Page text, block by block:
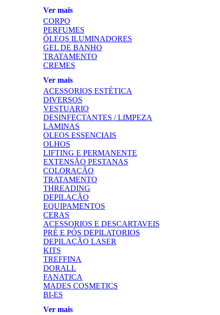
Ver mais
CORPO
PERFUMES
ÓLEOS ILUMINADORES
GEL DE BANHO
TRATAMENTO
CREMES
Ver mais
ACESSORIOS ESTÉTICA
DIVERSOS
VESTUARIO
DESINFECTANTES / LIMPEZA
LAMINAS
OLEOS ESSENCIAIS
OLHOS
LIFTING E PERMANENTE
EXTENSÃO PESTANAS
COLORAÇÃO
TRATAMENTO
THREADING
DEPILAÇÃO
EQUIPAMENTOS
CERAS
ACESSORIOS E DESCARTAVEIS
PRÉ E PÓS DEPILATORIOS
DEPILAÇÃO LASER
KITS
TREFFINA
DORALL
FANATICA
MADES COSMETICS
BI-ES
Ver mais